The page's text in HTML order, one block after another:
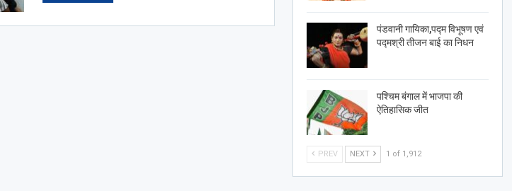
पंडवानी गायिका,पद्म विभूषण एवं
पद्मश्री तीजन बाई का निधन
पश्चिम बंगाल में भाजपा की
ऐतिहासिक जीत
PREV NEXT 1 of 1,912